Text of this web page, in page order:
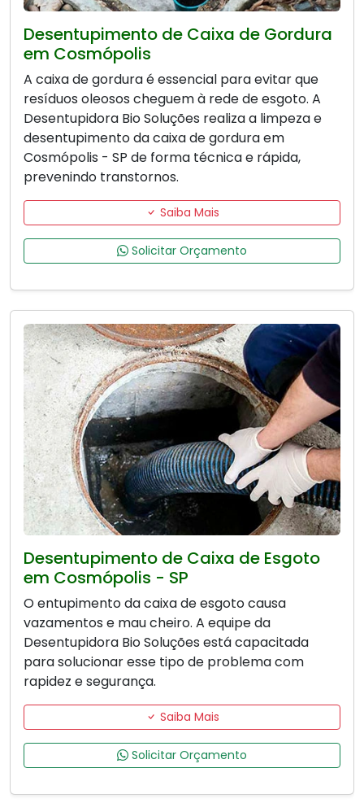
Desentupimento de Caixa de Gordura
em Cosmópolis
A caixa de gordura é essencial para evitar que
resíduos oleosos cheguem à rede de esgoto. A
Desentupidora Bio Soluções realiza a limpeza e
desentupimento da caixa de gordura em
Cosmópolis - SP de forma técnica e rápida,
prevenindo transtornos.
Saiba Mais
Solicitar Orçamento
Desentupimento de Caixa de Esgoto
em Cosmópolis - SP
O entupimento da caixa de esgoto causa
vazamentos e mau cheiro. A equipe da
Desentupidora Bio Soluções está capacitada
para solucionar esse tipo de problema com
rapidez e segurança.
Saiba Mais
Solicitar Orçamento